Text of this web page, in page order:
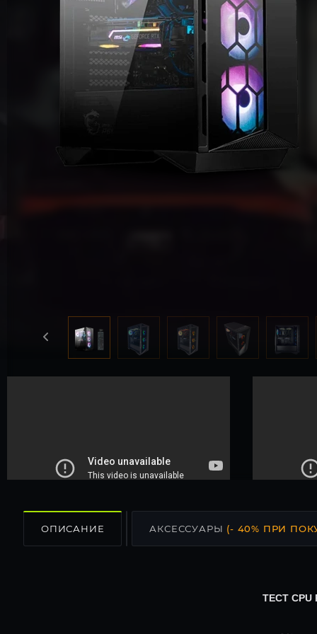
ОПИСАНИЕ АКСЕССУАРЫ (- 40% ПРИ
ТЕСТ CPU